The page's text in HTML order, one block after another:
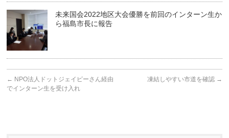
未来国会2022地区大会優勝を前回のインターン生か
ら福島市長に報告
← NPO法人ドットジェイピーさん経由
でインターン生を受け入れ
凍結しやすい市道を確認 →